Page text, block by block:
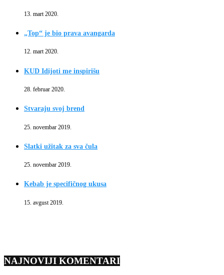
13. mart 2020.
„Top“ je bio prava avangarda
12. mart 2020.
KUD Idijoti me inspirišu
28. februar 2020.
Stvaraju svoj brend
25. novembar 2019.
Slatki užitak za sva čula
25. novembar 2019.
Kebab je specifičnog ukusa
15. avgust 2019.
NAJNOVIJI KOMENTARI